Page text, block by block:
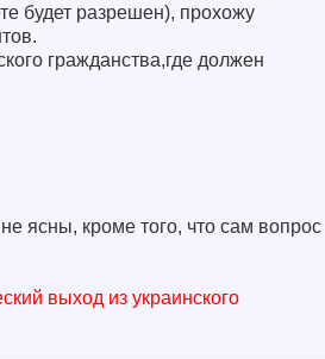
будет разрешен), прохожу
гражданства,где должен
ясны, кроме того, что сам вопрос
выход из украинского